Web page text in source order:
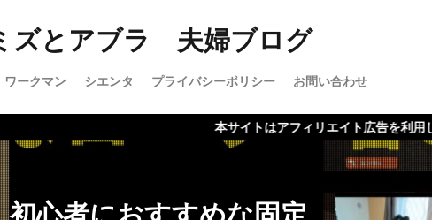
ズとアブラ 夫婦ブログ
ワークマン シエンタ プライバシーポリシー お問い合わせ
本サイトはアフィリエイト広告を利用しています
心者におすすめな固定